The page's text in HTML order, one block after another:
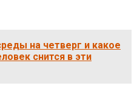
на четверг и какое
снится в эти